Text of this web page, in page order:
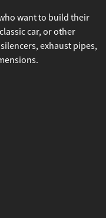
want to build their
car, or other
exhaust pipes,